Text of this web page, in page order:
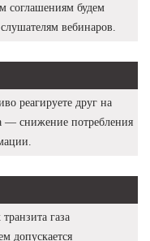
соглашениям будем
вебинаров.
реагируете друг на
— снижение потребления
газа
допускается